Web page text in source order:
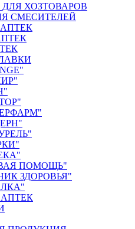
ХОЗТОВАРОВ
СМЕСИТЕЛЕЙ
ПОМОЩЬ"
ЗДОРОВЬЯ"